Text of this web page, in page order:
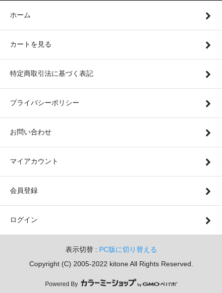
ホーム
カートを見る
特定商取引法に基づく表記
プライバシーポリシー
お問い合わせ
マイアカウント
会員登録
ログイン
表示切替 : PC版に切り替える
Copyright (C) 2005-2022 kitone All Rights Reserved.
Powered By